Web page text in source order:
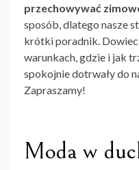
przechowywać
sposób, dlatego nasze
krótki poradnik.
warunkach, gdzie i jak
spokojnie dotrwały do
Zapraszamy!
Moda w